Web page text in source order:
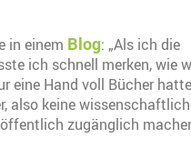
in einem Blog: „Als ich die
ich schnell merken, wie
eine Hand voll Bücher
also keine
zugänglich